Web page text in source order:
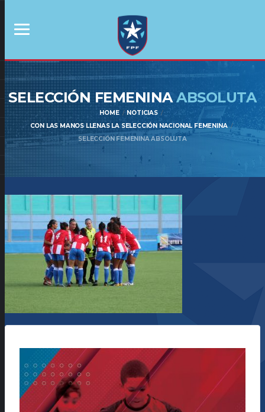
SELECCIÓN FEMENINAABSOLUTA
HOME
NOTICIAS
CON LAS MANOS LLENAS LA SELECCIÓN NACIONAL FEMENINA
SELECCIÓN FEMENINA ABSOLUTA